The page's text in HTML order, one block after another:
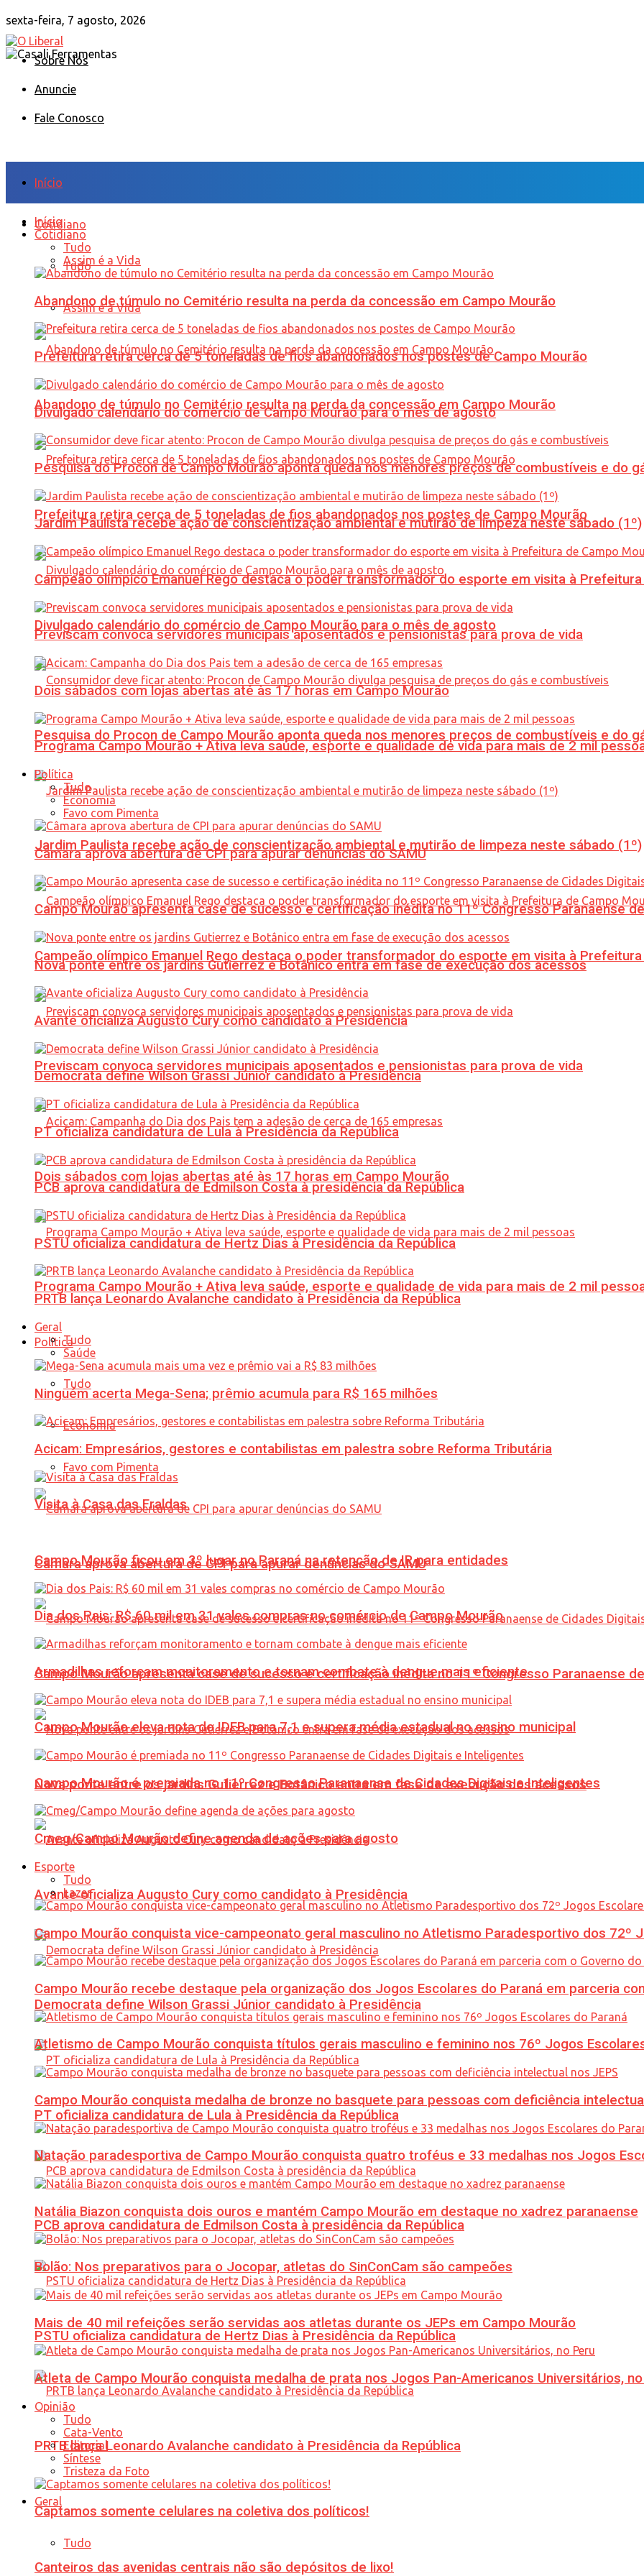
sexta-feira, 7 agosto, 2026
Sobre Nós
Anuncie
Fale Conosco
Início
Cotidiano
Tudo
Assim é a Vida
Abandono de túmulo no Cemitério resulta na perda da concessão em Campo Mourão
Prefeitura retira cerca de 5 toneladas de fios abandonados nos postes de Campo Mourão
Divulgado calendário do comércio de Campo Mourão para o mês de agosto
Pesquisa do Procon de Campo Mourão aponta queda nos menores preços de combustíveis e do
Jardim Paulista recebe ação de conscientização ambiental e mutirão de limpeza neste sábado (1º)
Campeão olímpico Emanuel Rego destaca o poder transformador do esporte em visita à
Previscam convoca servidores municipais aposentados e pensionistas para prova de vida
Dois sábados com lojas abertas até às 17 horas em Campo Mourão
Programa Campo Mourão + Ativa leva saúde, esporte e qualidade de vida para mais de 2 mil
Política
Tudo
Economia
Favo com Pimenta
Câmara aprova abertura de CPI para apurar denúncias do SAMU
Campo Mourão apresenta case de sucesso e certificação inédita no 11º Congresso Paranaense
Nova ponte entre os jardins Gutierrez e Botânico entra em fase de execução dos acessos
Avante oficializa Augusto Cury como candidato à Presidência
Democrata define Wilson Grassi Júnior candidato à Presidência
PT oficializa candidatura de Lula à Presidência da República
PCB aprova candidatura de Edmilson Costa à presidência da República
PSTU oficializa candidatura de Hertz Dias à Presidência da República
PRTB lança Leonardo Avalanche candidato à Presidência da República
Geral
Tudo
Início
Cotidiano
Tudo
Assim é a Vida
Abandono de túmulo no Cemitério resulta na perda da concessão em Campo Mourão
Prefeitura retira cerca de 5 toneladas de fios abandonados nos postes de Campo Mourão
Divulgado calendário do comércio de Campo Mourão para o mês de agosto
Pesquisa do Procon de Campo Mourão aponta queda nos menores preços de combustíveis e do
Jardim Paulista recebe ação de conscientização ambiental e mutirão de limpeza neste sábado (1º)
Campeão olímpico Emanuel Rego destaca o poder transformador do esporte em visita à
Previscam convoca servidores municipais aposentados e pensionistas para prova de vida
Dois sábados com lojas abertas até às 17 horas em Campo Mourão
Programa Campo Mourão + Ativa leva saúde, esporte e qualidade de vida para mais de 2 mil
Política
Tudo
Economia
Favo com Pimenta
Câmara aprova abertura de CPI para apurar denúncias do SAMU
Campo Mourão apresenta case de sucesso e certificação inédita no 11º Congresso Paranaense
Nova ponte entre os jardins Gutierrez e Botânico entra em fase de execução dos acessos
Avante oficializa Augusto Cury como candidato à Presidência
Democrata define Wilson Grassi Júnior candidato à Presidência
PT oficializa candidatura de Lula à Presidência da República
PCB aprova candidatura de Edmilson Costa à presidência da República
PSTU oficializa candidatura de Hertz Dias à Presidência da República
PRTB lança Leonardo Avalanche candidato à Presidência da República
Geral
Tudo
Saúde
Ninguém acerta Mega-Sena; prêmio acumula para R$ 165 milhões
Acicam: Empresários, gestores e contabilistas em palestra sobre Reforma Tributária
Visita à Casa das Fraldas
Campo Mourão ficou em 3º lugar no Paraná na retenção de IR para entidades
Dia dos Pais: R$ 60 mil em 31 vales compras no comércio de Campo Mourão
Armadilhas reforçam monitoramento e tornam combate à dengue mais eficiente
Campo Mourão eleva nota do IDEB para 7,1 e supera média estadual no ensino municipal
Campo Mourão é premiada no 11º Congresso Paranaense de Cidades Digitais e Inteligentes
Cmeg/Campo Mourão define agenda de ações para agosto
Esporte
Tudo
Lazer
Campo Mourão conquista vice-campeonato geral masculino no Atletismo Paradesportivo dos 72º
Campo Mourão recebe destaque pela organização dos Jogos Escolares do Paraná em parceria
Atletismo de Campo Mourão conquista títulos gerais masculino e feminino nos 76º Jogos
Campo Mourão conquista medalha de bronze no basquete para pessoas com deficiência
Natação paradesportiva de Campo Mourão conquista quatro troféus e 33 medalhas nos Jogos
Natália Biazon conquista dois ouros e mantém Campo Mourão em destaque no xadrez paranaense
Bolão: Nos preparativos para o Jocopar, atletas do SinConCam são campeões
Mais de 40 mil refeições serão servidas aos atletas durante os JEPs em Campo Mourão
Atleta de Campo Mourão conquista medalha de prata nos Jogos Pan-Americanos Universitários,
Opinião
Tudo
Cata-Vento
Editorial
Síntese
Tristeza da Foto
Captamos somente celulares na coletiva dos políticos!
Canteiros das avenidas centrais não são depósitos de lixo!